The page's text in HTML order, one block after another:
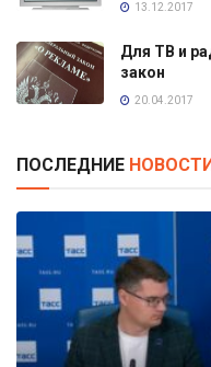
13.12.2017
Для ТВ и
закон
20.04.2017
ПОСЛЕДНИЕ